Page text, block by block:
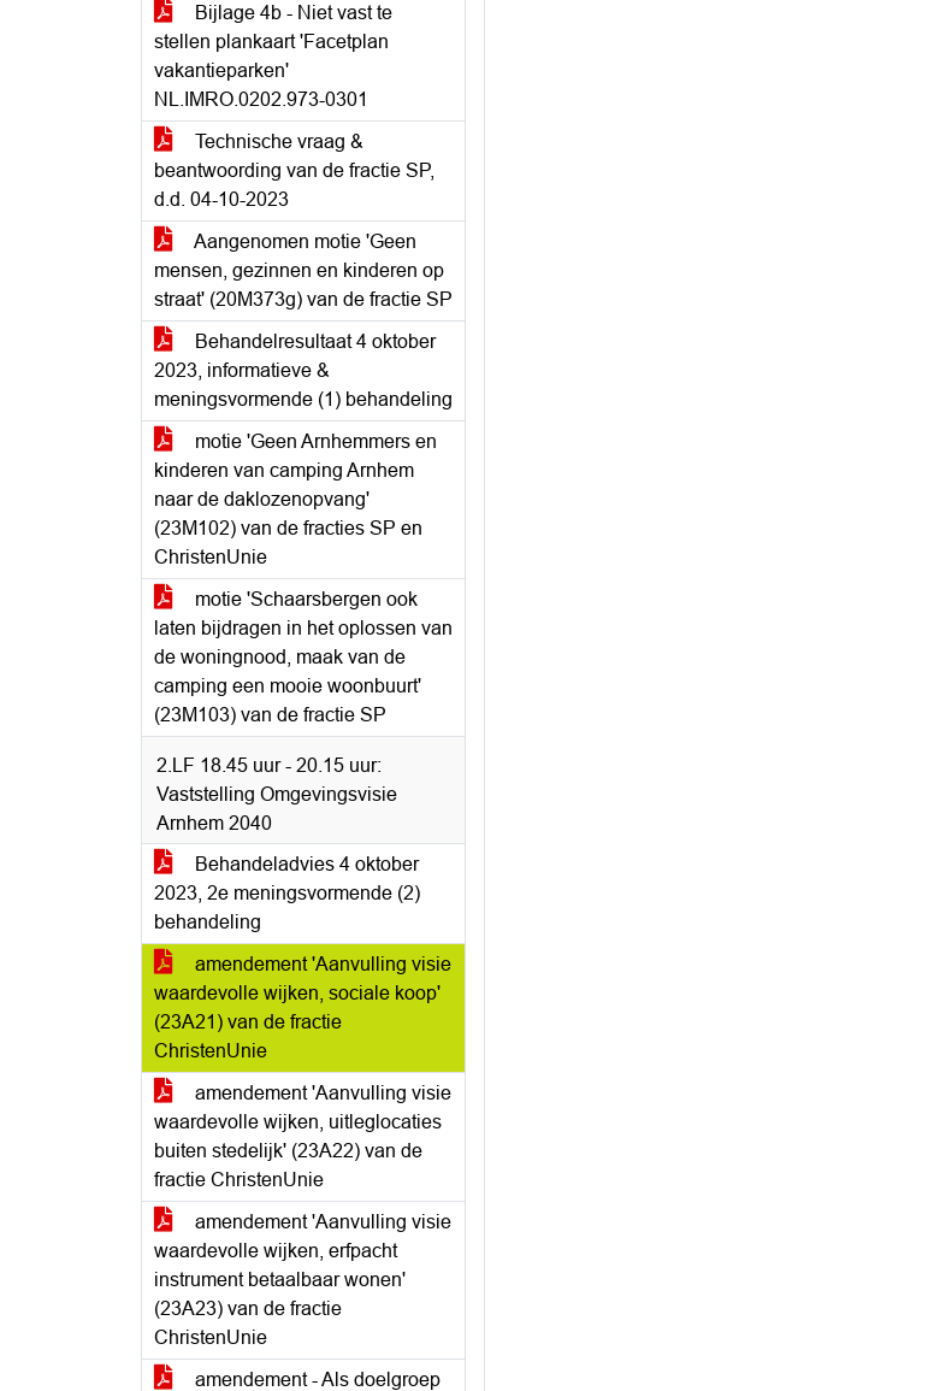
Bijlage 4b - Niet vast te
stellen plankaart 'Facetplan
vakantieparken'
NL.IMRO.0202.973-0301
Technische vraag &
beantwoording van de fractie SP,
d.d. 04-10-2023
Aangenomen motie 'Geen
mensen, gezinnen en kinderen op
straat' (20M373g) van de fractie SP
Behandelresultaat 4 oktober
2023, informatieve &
meningsvormende (1) behandeling
motie 'Geen Arnhemmers en
kinderen van camping Arnhem
naar de daklozenopvang'
(23M102) van de fracties SP en
ChristenUnie
motie 'Schaarsbergen ook
laten bijdragen in het oplossen van
de woningnood, maak van de
camping een mooie woonbuurt'
(23M103) van de fractie SP
2.LF 18.45 uur - 20.15 uur:
Vaststelling Omgevingsvisie
Arnhem 2040
Behandeladvies 4 oktober
2023, 2e meningsvormende (2)
behandeling
amendement 'Aanvulling visie
waardevolle wijken, sociale koop'
(23A21) van de fractie
ChristenUnie
amendement 'Aanvulling visie
waardevolle wijken, uitleglocaties
buiten stedelijk' (23A22) van de
fractie ChristenUnie
amendement 'Aanvulling visie
waardevolle wijken, erfpacht
instrument betaalbaar wonen'
(23A23) van de fractie
ChristenUnie
amendement - Als doelgroep